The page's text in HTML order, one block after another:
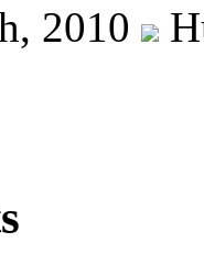
2010